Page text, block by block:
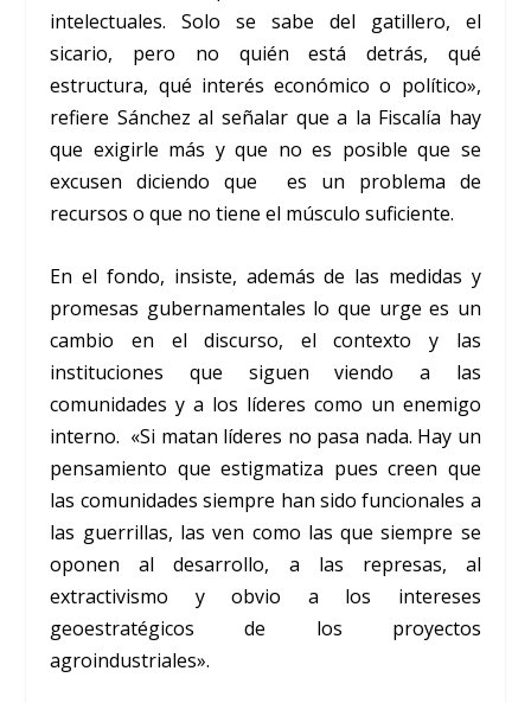
intelectuales. Solo se sabe del gatillero, el
sicario, pero no quién está detrás, qué
estructura, qué interés económico o político»,
refiere Sánchez al señalar que a la Fiscalía hay
que exigirle más y que no es posible que se
excusen diciendo que es un problema de
recursos o que no tiene el músculo suficiente.
En el fondo, insiste, además de las medidas y
promesas gubernamentales lo que urge es un
cambio en el discurso, el contexto y las
instituciones que siguen viendo a las
comunidades y a los líderes como un enemigo
interno. «Si matan líderes no pasa nada. Hay un
pensamiento que estigmatiza pues creen que
las comunidades siempre han sido funcionales a
las guerrillas, las ven como las que siempre se
oponen al desarrollo, a las represas, al
extractivismo y obvio a los intereses
geoestratégicos de los proyectos
agroindustriales».